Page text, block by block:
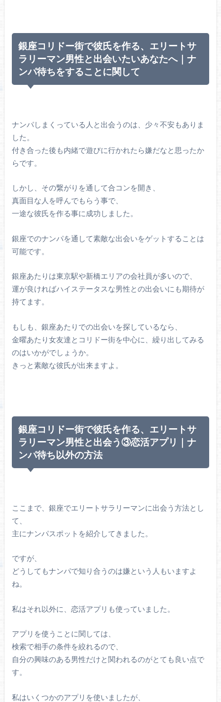
銀座コリドー街で彼氏を作る、エリートサ
ラリーマン男性と出会いたいあなたへ｜ナ
ンパ待ちをすることに関して
ナンパしまくっている人と出会うのは、少々不安もありま
した。
付き合った後も内緒で遊びに行かれたら嫌だなと思ったか
らです。
しかし、その繋がりを通して合コンを開き、
真面目な人を呼んでもらう事で、
一途な彼氏を作る事に成功しました。
銀座でのナンパを通して素敵な出会いをゲットすることは
可能です。
銀座あたりは東京駅や新橋エリアの会社員が多いので、
運が良ければハイステータスな男性との出会いにも期待が
持てます。
もしも、銀座あたりでの出会いを探しているなら、
金曜あたり女友達とコリドー街を中心に、繰り出してみる
のはいかがでしょうか。
きっと素敵な彼氏が出来ますよ。
銀座コリドー街で彼氏を作る、エリートサ
ラリーマン男性と出会う③恋活アプリ｜ナ
ンパ待ち以外の方法
ここまで、銀座でエリートサラリーマンに出会う方法とし
て、
主にナンパスポットを紹介してきました。
ですが、
どうしてもナンパで知り合うのは嫌という人もいますよ
ね。
私はそれ以外に、恋活アプリも使っていました。
アプリを使うことに関しては、
検索で相手の条件を絞れるので、
自分の興味のある男性だけと関われるのがとても良い点で
す。
私はいくつかのアプリを使いましたが、